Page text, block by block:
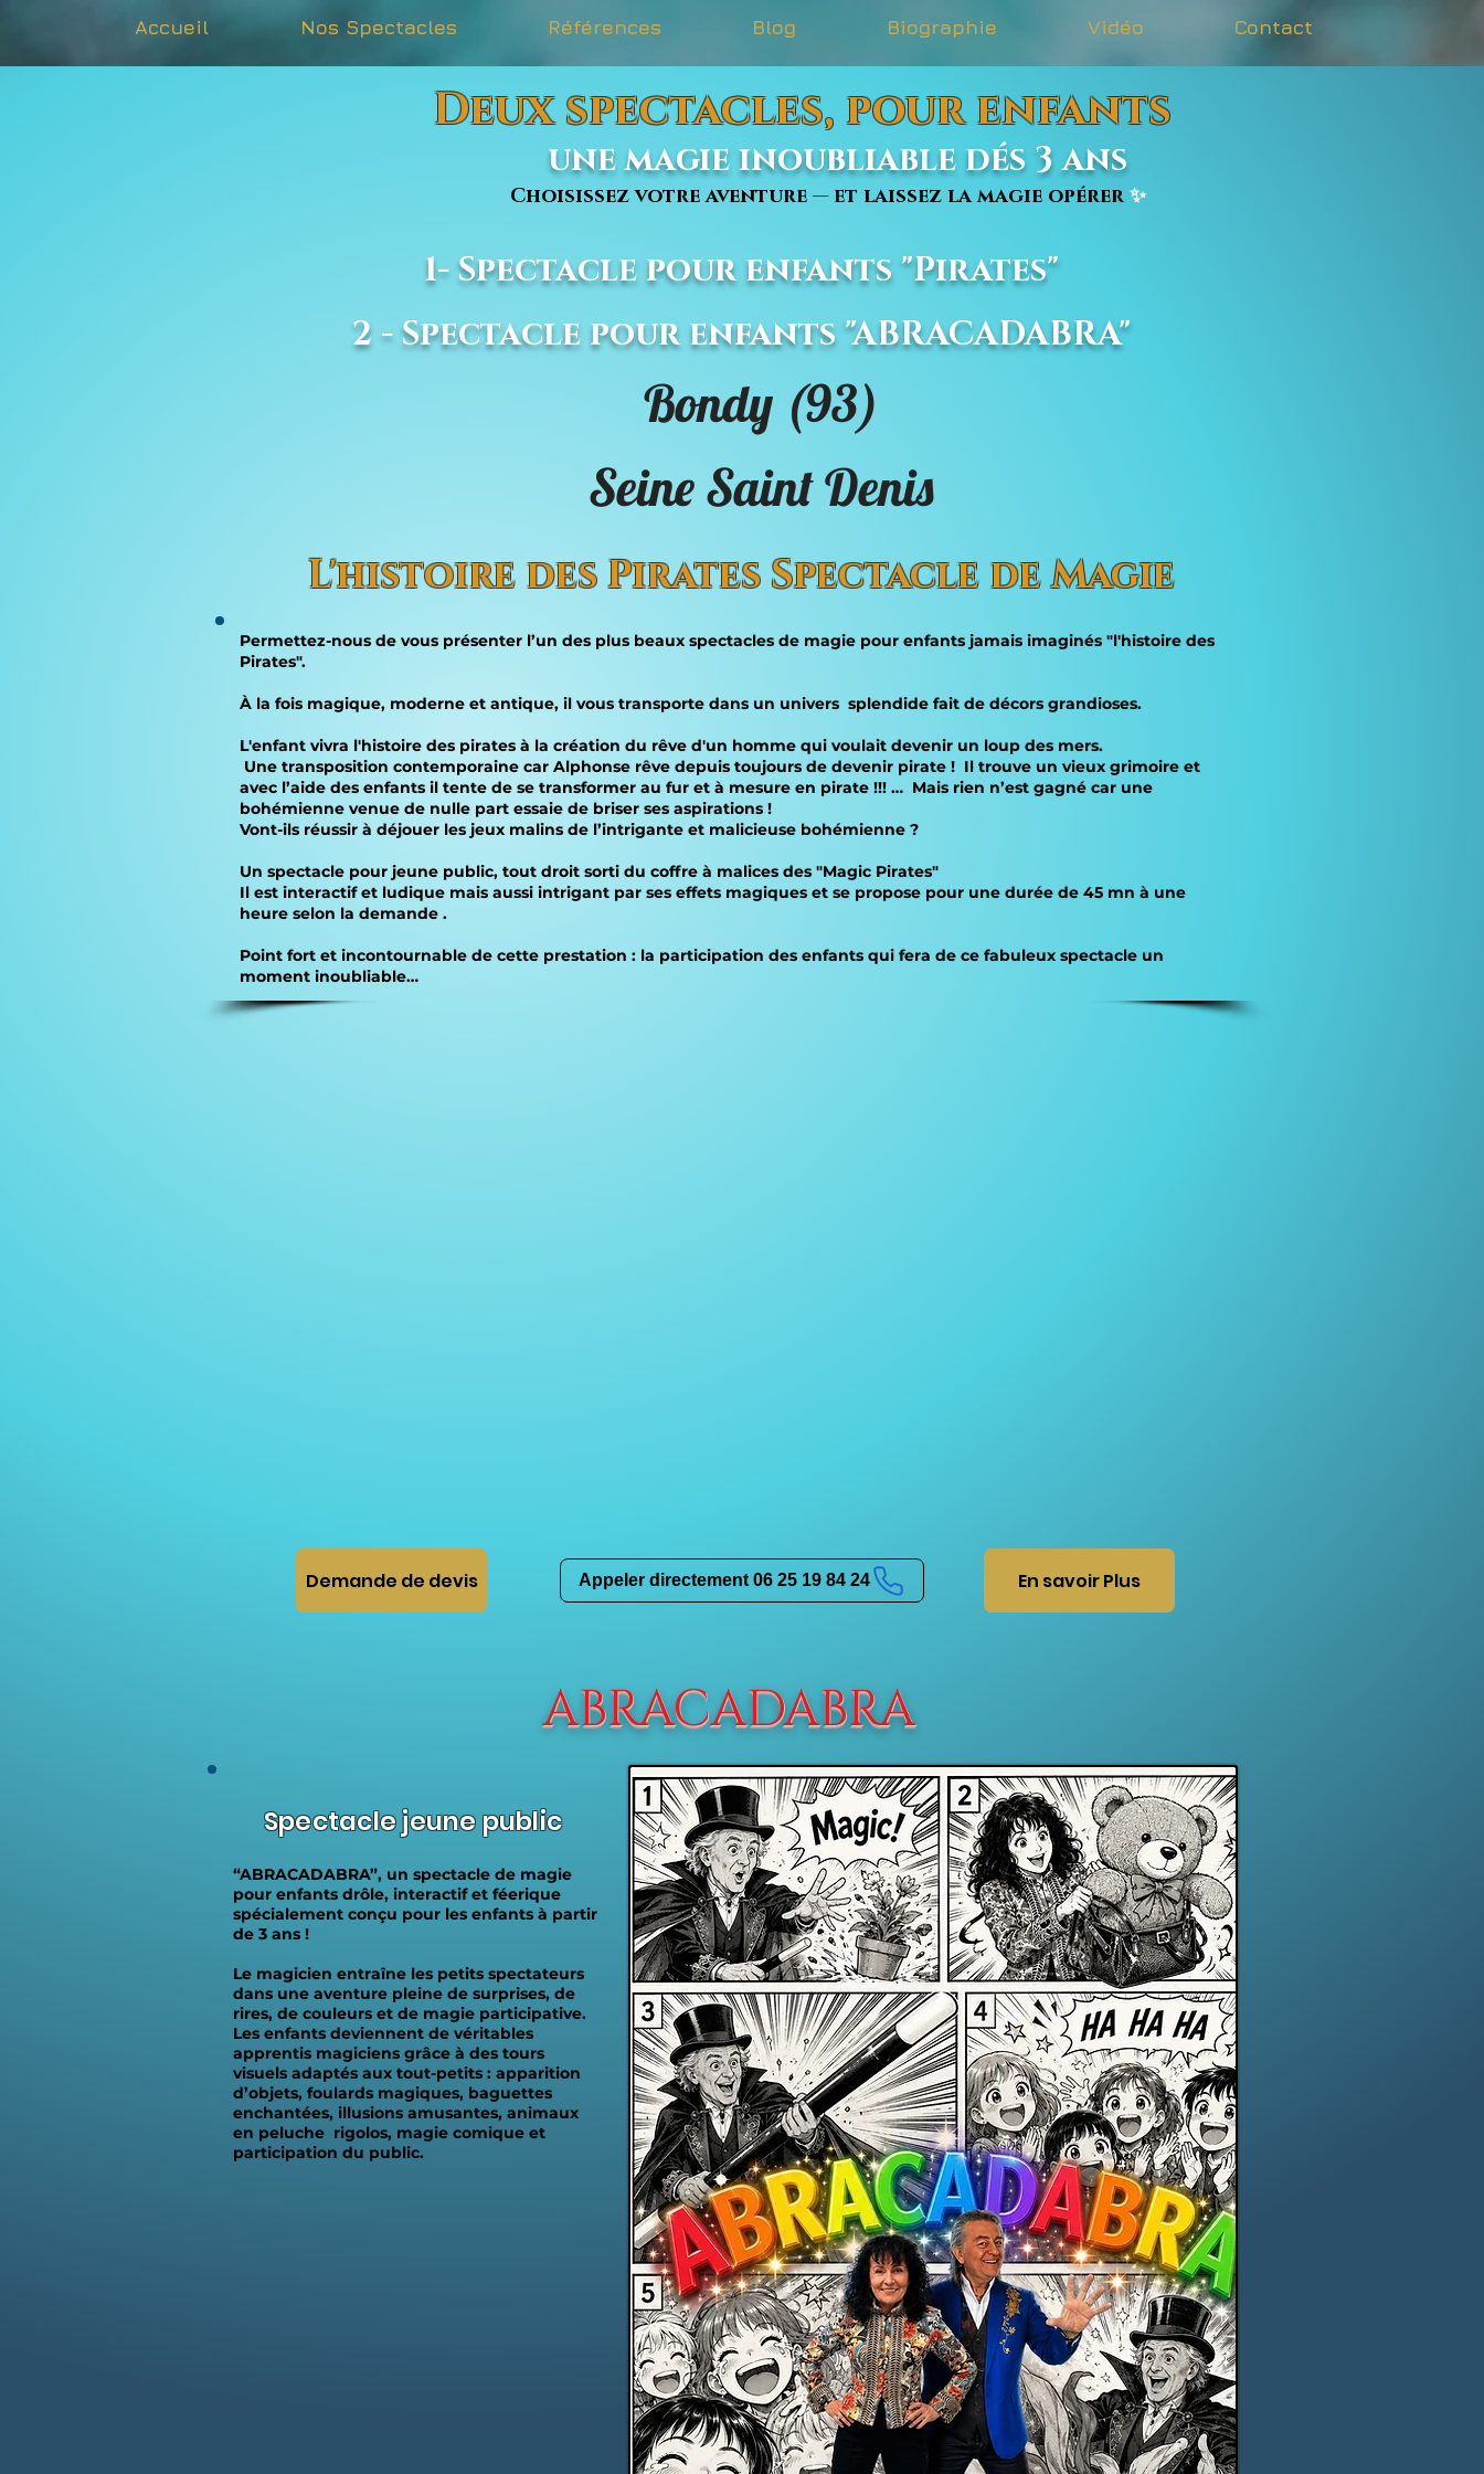
Accueil Nos Spectacles Références Blog Biographie Vidéo Contact
Deux spectacles, pour enfants
une magie inoubliable dés 3 ans
Choisissez votre aventure — et laissez la magie opérer ✨
1- Spectacle pour enfants "Pirates"
2 - Spectacle pour enfants "ABRACADABRA"
Bondy (93)
Seine Saint Denis
L'histoire des Pirates Spectacle de Magie
Permettez-nous de vous présenter l’un des plus beaux spectacles de magie pour enfants jamais imaginés "l'histoire des
Pirates".
À la fois magique, moderne et antique, il vous transporte dans un univers splendide fait de décors grandioses.
L'enfant vivra l'histoire des pirates à la création du rêve d'un homme qui voulait devenir un loup des mers.
Une transposition contemporaine car Alphonse rêve depuis toujours de devenir pirate ! Il trouve un vieux grimoire et
avec l’aide des enfants il tente de se transformer au fur et à mesure en pirate !!! … Mais rien n’est gagné car une
bohémienne venue de nulle part essaie de briser ses aspirations !
Vont-ils réussir à déjouer les jeux malins de l’intrigante et malicieuse bohémienne ?
Un spectacle pour jeune public, tout droit sorti du coffre à malices des "Magic Pirates"
Il est interactif et ludique mais aussi intrigant par ses effets magiques et se propose pour une durée de 45 mn à une
heure selon la demande .
Point fort et incontournable de cette prestation : la participation des enfants qui fera de ce fabuleux spectacle un
moment inoubliable…
Demande de devis Appeler directement 06 25 19 84 24 En savoir Plus
ABRACADABRA
Spectacle jeune public
“ABRACADABRA”, un spectacle de magie
pour enfants drôle, interactif et féerique
spécialement conçu pour les enfants à partir
de 3 ans !
Le magicien entraîne les petits spectateurs
dans une aventure pleine de surprises, de
rires, de couleurs et de magie participative.
Les enfants deviennent de véritables
apprentis magiciens grâce à des tours
visuels adaptés aux tout-petits : apparition
d’objets, foulards magiques, baguettes
enchantées, illusions amusantes, animaux
en peluche rigolos, magie comique et
participation du public.